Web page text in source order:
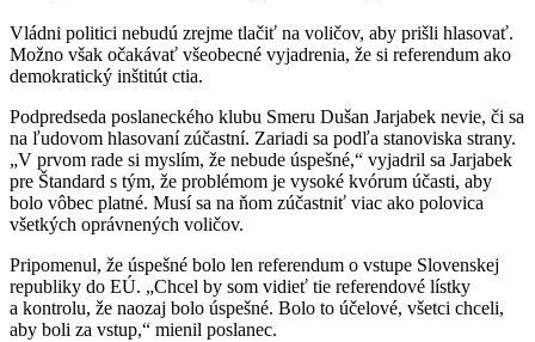
Vládni politici nebudú zrejme tlačiť na voličov, aby prišli hlasovať.
Možno však očakávať všeobecné vyjadrenia, že si referendum ako
demokratický inštitút ctia.
Podpredseda poslaneckého klubu Smeru Dušan Jarjabek nevie, či sa
na ľudovom hlasovaní zúčastní. Zariadi sa podľa stanoviska strany.
„V prvom rade si myslím, že nebude úspešné,“ vyjadril sa Jarjabek
pre Štandard s tým, že problémom je vysoké kvórum účasti, aby
bolo vôbec platné. Musí sa na ňom zúčastniť viac ako polovica
všetkých oprávnených voličov.
Pripomenul, že úspešné bolo len referendum o vstupe Slovenskej
republiky do EÚ. „Chcel by som vidieť tie referendové lístky
a kontrolu, že naozaj bolo úspešné. Bolo to účelové, všetci chceli,
aby boli za vstup,“ mienil poslanec.